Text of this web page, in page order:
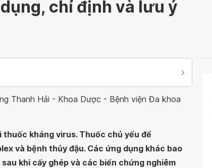
chỉ định và lưu ý
Thanh Hải - Khoa Dược - Bệnh viện Đa khoa
kháng virus. Thuốc chủ yếu để
và bệnh thủy đậu. Các ứng dụng khác bao
khi cấy ghép và các biến chứng nghiêm